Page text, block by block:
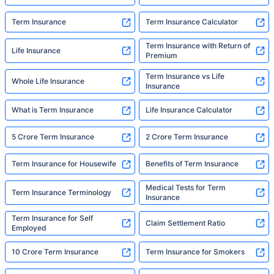
here for."
Term Insurance Term Insurance Calculator
Life Insurance
Term Insurance with Return of
Premium
Whole Life Insurance
Term Insurance vs Life
Insurance
What is Term Insurance Life Insurance Calculator
5 Crore Term Insurance 2 Crore Term Insurance
Term Insurance for Housewife Benefits of Term Insurance
Term Insurance Terminology
Medical Tests for Term
Insurance
Term Insurance for Self
Employed
Claim Settlement Ratio
10 Crore Term Insurance Term Insurance for Smokers